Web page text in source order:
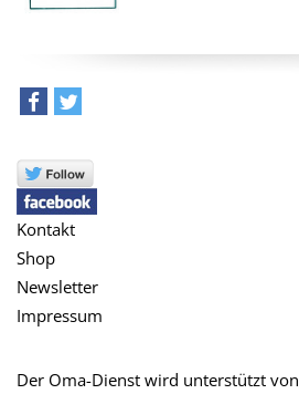
Kontakt
Shop
Newsletter
Impressum
Der Oma-Dienst wird unterstützt von